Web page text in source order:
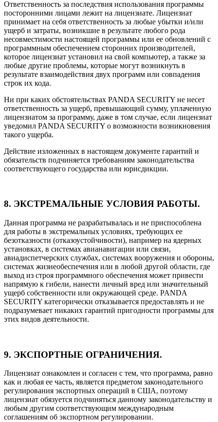
Ответственность за последствия использования программы
посторонними лицами лежит на лицензиате. Лицензиат
принимает на себя ответственность за любые убытки и/или
ущерб и затраты, возникшие в результате любого рода
несовместимости настоящей программы или ее обновлений с
программным обеспечением сторонних производителей,
которое лицензиат установил на свой компьютер, а также за
любые другие проблемы, которые могут возникнуть в
результате взаимодействия двух программ или совпадения
строк их кода.
Ни при каких обстоятельствах PANDA SECURITY не несет
ответственность за ущерб, превышающий сумму, уплаченную
лицензиатом за программу, даже в том случае, если лицензиат
уведомил PANDA SECURITY о возможности возникновения
такого ущерба.
Действие изложенных в настоящем документе гарантий и
обязательств подчиняется требованиям законодательства
соответствующего государства или юрисдикции.
8. ЭКСТРЕМАЛЬНЫЕ УСЛОВИЯ РАБОТЫ.
Данная программа не разрабатывалась и не приспособлена
для работы в экстремальных условиях, требующих ее
безотказности (отказоустойчивости), например на ядерных
установках, в системах авианавигации или связи,
авиадиспетчерских службах, системах вооружения и обороны,
системах жизнеобеспечения или в любой другой области, где
выход из строя программного обеспечения может привести
напрямую к гибели, нанести личный вред или значительный
ущерб собственности или окружающей среде. PANDA
SECURITY категорически отказывается предоставлять и не
подразумевает никаких гарантий пригодности программы для
этих видов деятельности.
9. ЭКСПОРТНЫЕ ОГРАНИЧЕНИЯ.
Лицензиат ознакомлен и согласен с тем, что программа, равно
как и любая ее часть, является предметом законодательного
регулирования экспортных операций в США, поэтому
лицензиат обязуется подчиняться данному законодательству и
любым другим соответствующим международным
соглашениям об экспортном регулировании.